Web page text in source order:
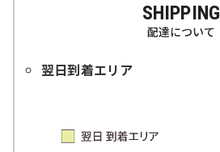
SHIPPING
配達について
翌日到着エリア